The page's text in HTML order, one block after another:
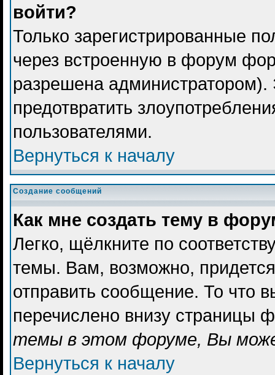
войти?
Только зарегистрированные
через встроенную в форум
разрешена
предотвратить
пользователями.
Вернуться к началу
Создание сообщений
Как мне создать тему в
Легко, щёлкните по
темы. Вам, возможно,
отправить сообщение. То что
перечислено внизу страницы
темы в этом форуме, Вы
Вернуться к началу